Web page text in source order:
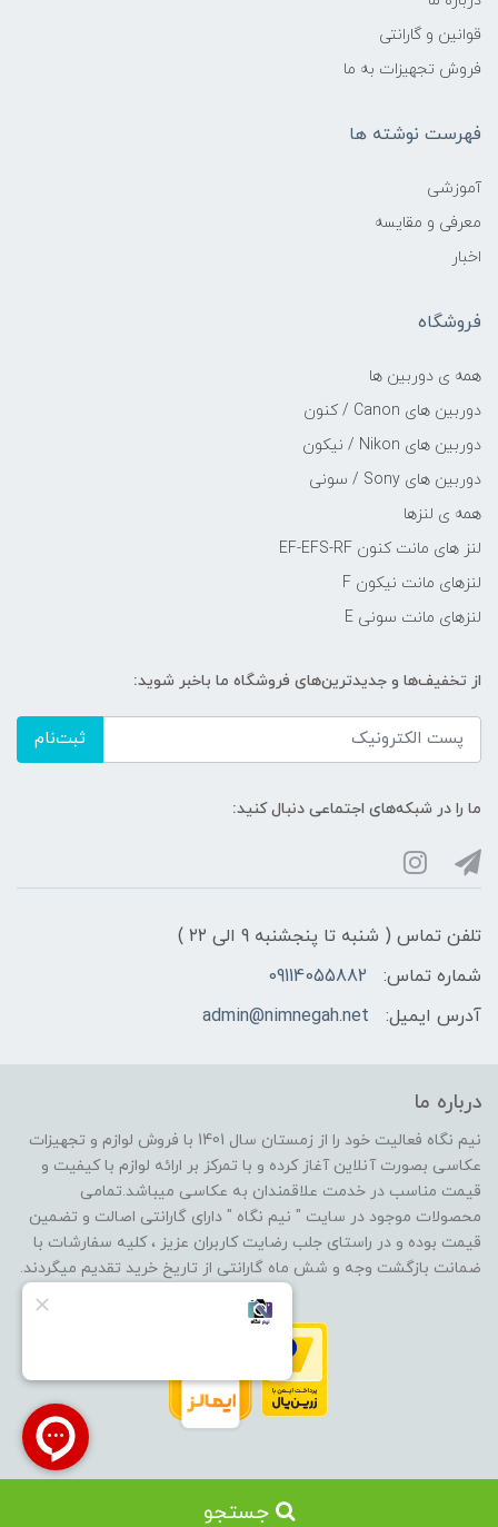
قوانین و گارانتی
فروش تجهیزات به ما
فهرست نوشته ها
آموزشی
معرفی و مقایسه
اخبار
فروشگاه
همه ی دوربین ها
دوربین های Canon / کنون
دوربین های Nikon / نیکون
دوربین های Sony / سونی
همه ی لنزها
لنز های مانت کنون EF-EFS-RF
لنزهای مانت نیکون F
لنزهای مانت سونی E
از تخفیف‌ها و جدیدترین‌های فروشگاه ما باخبر شوید:
ثبت‌نام
ما را در شبکه‌های اجتماعی دنبال کنید:
تلفن تماس ( شنبه تا پنجشنبه 9 الی ۲۲ )
شماره تماس:
09114055882
آدرس ایمیل:
admin@nimnegah.net
درباره ما
نیم نگاه فعالیت خود را از زمستان سال 1401 با فروش لوازم و تجهیزات
عکاسی بصورت آنلاین آغاز کرده و با تمرکز بر ارائه لوازم با کیفیت و
قیمت مناسب در خدمت علاقمندان به عکاسی میباشد.تمامی
محصولات موجود در سایت " نیم نگاه " دارای گارانتی اصالت و تضمین
قیمت بوده و در راستای جلب رضایت کاربران عزیز ، کلیه سفارشات با
ضمانت بازگشت وجه و شش ماه گارانتی از تاریخ خرید تقدیم میگردند.
ساخت سایت توسط